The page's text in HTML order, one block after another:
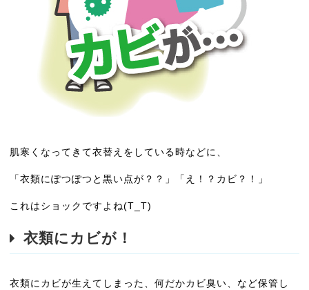
肌寒くなってきて衣替えをしている時などに、
「衣類にぽつぽつと黒い点が？？」「え！？カビ？！」
これはショックですよね(T_T)
衣類にカビが！
衣類にカビが生えてしまった、何だかカビ臭い、など保管し